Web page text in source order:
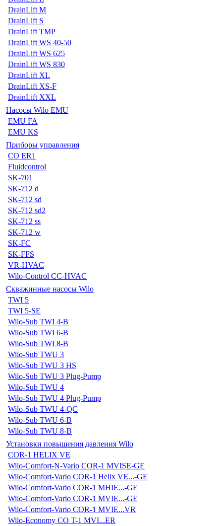
DrainLift M
DrainLift S
DrainLift TMP
DrainLift WS 40-50
DrainLift WS 625
DrainLift WS 830
DrainLift XL
DrainLift XS-F
DrainLift XXL
Насосы Wilo EMU
EMU FA
EMU KS
Приборы управления
CO ER1
Fluidcontrol
SK-701
SK-712 d
SK-712 sd
SK-712 sd2
SK-712 ss
SK-712 w
SK-FC
SK-FFS
VR-HVAC
Wilo-Control CC-HVAC
Скважинные насосы Wilo
TWI 5
TWI 5-SE
Wilo-Sub TWI 4-B
Wilo-Sub TWI 6-B
Wilo-Sub TWI 8-B
Wilo-Sub TWU 3
Wilo-Sub TWU 3 HS
Wilo-Sub TWU 3 Plug-Pump
Wilo-Sub TWU 4
Wilo-Sub TWU 4 Plug-Pump
Wilo-Sub TWU 4-QC
Wilo-Sub TWU 6-B
Wilo-Sub TWU 8-B
Установки повышения давления Wilo
COR-1 HELIX VE
Wilo-Comfort-N-Vario COR-1 MVISE-GE
Wilo-Comfort-Vario COR-1 Helix VE...-GE
Wilo-Comfort-Vario COR-1 MHIE...-GE
Wilo-Comfort-Vario COR-1 MVIE...-GE
Wilo-Comfort-Vario COR-1 MVIE...VR
Wilo-Economy CO T-1 MVI...ER